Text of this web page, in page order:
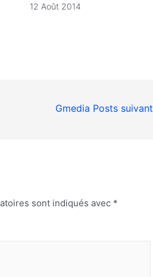
12 Août 2014
Gmedia Posts suivant
sont indiqués avec *